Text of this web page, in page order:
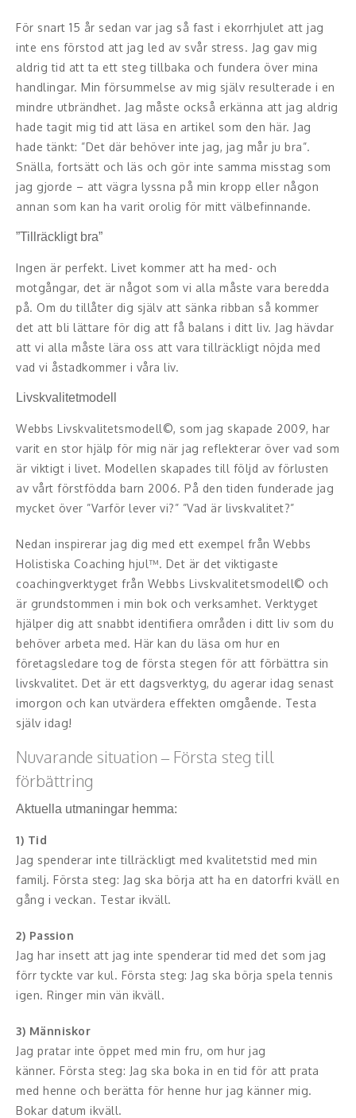
Underhållning
Affärsnytta
Kända personer
Författare
Idrottare och äventyrare
Kända musiker
Skådespelare
Alla ämnen
För snart 15 år sedan var jag så fast i ekorrhjulet att jag
inte ens förstod att jag led av svår stress. Jag gav mig
aldrig tid att ta ett steg tillbaka och fundera över mina
handlingar. Min försummelse av mig själv resulterade i en
mindre utbrändhet. Jag måste också erkänna att jag aldrig
hade tagit mig tid att läsa en artikel som den här. Jag
hade tänkt: ”Det där behöver inte jag, jag mår ju bra”.
Snälla, fortsätt och läs och gör inte samma misstag som
jag gjorde – att vägra lyssna på min kropp eller någon
annan som kan ha varit orolig för mitt välbefinnande.
”Tillräckligt bra”
Ingen är perfekt. Livet kommer att ha med- och
motgångar, det är något som vi alla måste vara beredda
på. Om du tillåter dig själv att sänka ribban så kommer
det att bli lättare för dig att få balans i ditt liv. Jag hävdar
att vi alla måste lära oss att vara tillräckligt nöjda med
vad vi åstadkommer i våra liv.
Livskvalitetmodell
Webbs Livskvalitetsmodell©, som jag skapade 2009, har
varit en stor hjälp för mig när jag reflekterar över vad som
är viktigt i livet. Modellen skapades till följd av förlusten
av vårt förstfödda barn 2006. På den tiden funderade jag
mycket över ”Varför lever vi?” ”Vad är livskvalitet?”
Nedan inspirerar jag dig med ett exempel från Webbs
Holistiska Coaching hjul™. Det är det viktigaste
coachingverktyget från Webbs Livskvalitetsmodell© och
är grundstommen i min bok och verksamhet. Verktyget
hjälper dig att snabbt identifiera områden i ditt liv som du
behöver arbeta med. Här kan du läsa om hur en
företagsledare tog de första stegen för att förbättra sin
livskvalitet. Det är ett dagsverktyg, du agerar idag senast
imorgon och kan utvärdera effekten omgående. Testa
själv idag!
Nuvarande situation – Första steg till
förbättring
Aktuella utmaningar hemma:
1) Tid
Jag spenderar inte tillräckligt med kvalitetstid med min
familj. Första steg: Jag ska börja att ha en datorfri kväll en
gång i veckan. Testar ikväll.
2) Passion
Jag har insett att jag inte spenderar tid med det som jag
förr tyckte var kul. Första steg: Jag ska börja spela tennis
igen. Ringer min vän ikväll.
3) Människor
Jag pratar inte öppet med min fru, om hur jag
känner. Första steg: Jag ska boka in en tid för att prata
med henne och berätta för henne hur jag känner mig.
Bokar datum ikväll.